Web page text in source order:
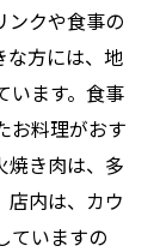
ンクや食事の
な方には、地
います。食事
お料理がおす
焼き肉は、多
店内は、カウ
ていますの